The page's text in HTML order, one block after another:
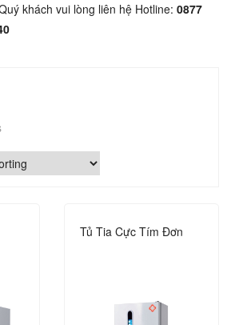
khách vui lòng liên hệ Hotline: 0877
Tủ Tia Cực Tím Đơn